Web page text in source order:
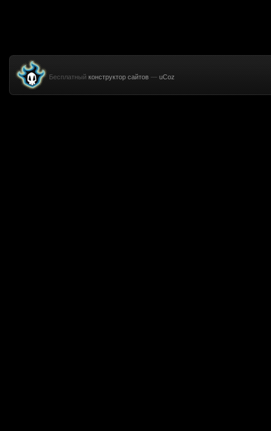
Бесплатный конструктор сайтов — uCoz